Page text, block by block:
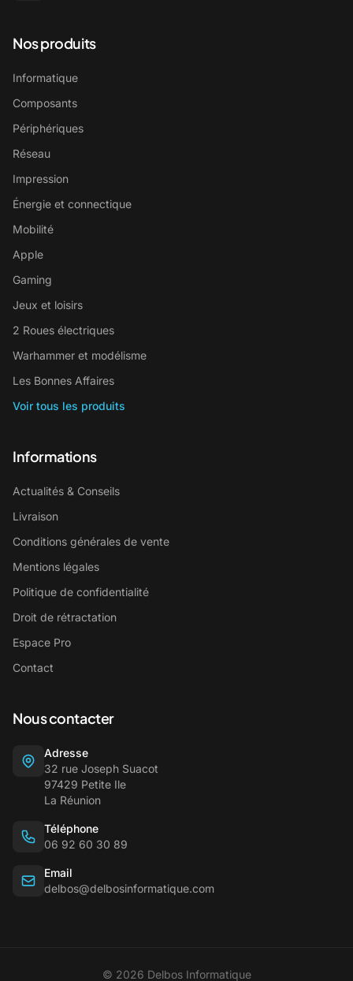
Nos produits
Informatique
Composants
Périphériques
Réseau
Impression
Énergie et connectique
Mobilité
Apple
Gaming
Jeux et loisirs
2 Roues électriques
Warhammer et modélisme
Les Bonnes Affaires
Voir tous les produits
Informations
Actualités & Conseils
Livraison
Conditions générales de vente
Mentions légales
Politique de confidentialité
Droit de rétractation
Espace Pro
Contact
Nous contacter
Adresse
32 rue Joseph Suacot
97429 Petite Ile
La Réunion
Téléphone
06 92 60 30 89
Email
delbos@delbosinformatique.com
© 2026 Delbos Informatique